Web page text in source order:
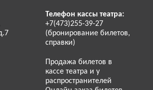
Телефон кассы театра:
+7(473)255-39-27
(бронирование билетов,
справки)
Продажа билетов в
кассе театра и у
распространителей